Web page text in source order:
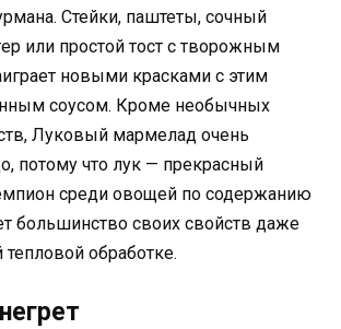
Стейки, паштеты, сочный
или простой тост с творожным
новыми красками с этим
соусом. Кроме необычных
Луковый мармелад очень
потому что лук — прекрасный
среди овощей по содержанию
большинство своих свойств даже
обработке.